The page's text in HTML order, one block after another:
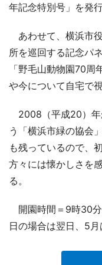
年記念特別号」を発行
あわせて、横浜市
所を巡回する記念パ
「野毛山動物園70周
や今について自宅で
2008（平成20）年
う「横浜市緑の協会
も残っているので、
方々には懐かしさを
る。
開園時間＝9時30
日の場合は翌日、5月